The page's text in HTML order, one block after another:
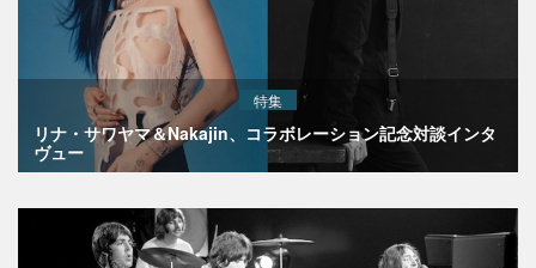
特集
リナ・サワヤマ＆Nakajin、コラボレーション記念対談インタ
ヴュー